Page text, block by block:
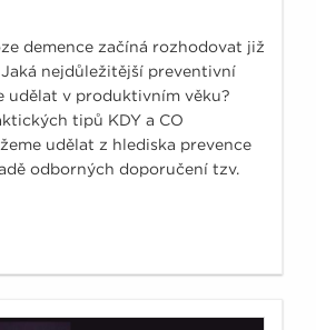
demence začíná rozhodovat již
nejdůležitější preventivní
udělat v produktivním věku?
tipů KDY a CO
udělat z hlediska prevence
odborných doporučení tzv.